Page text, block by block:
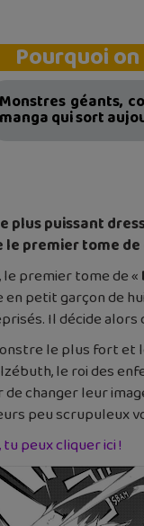
Pourquoi
Monstres géants,
manga qui sort
puissant
premier tome
, le premier tome de «
petit garçon de
Il décide
le plus fort
le roi des
changer leur
peu scrupuleux
peux cliquer ici !